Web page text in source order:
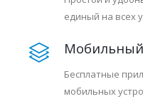
единый на всех
Мобильный
Бесплатные
мобильных